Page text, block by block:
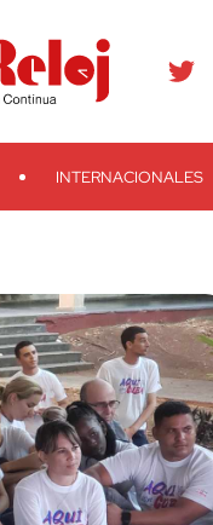
Search
INTERNACIONALES